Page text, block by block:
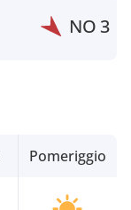
NO3
Pomeriggio